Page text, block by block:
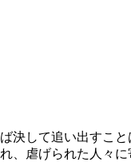
決して追い出すこと
、虐げられた人々